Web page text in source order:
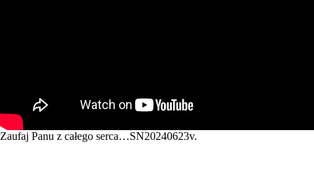
Zaufaj Panu z całego serca…SN20240623v.